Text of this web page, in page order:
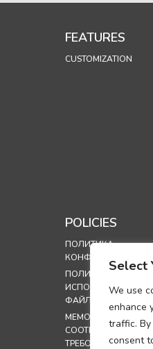
Select
We use
enhance
traffic.
consent
FEATURES
CUSTOMIZATION
POLICIES
ПОЛИТИКА
ПОЛИТИКА
ИСПОЛЬЗОВАНИЯ
ФАЙЛОВ COOKIES
МЕМОРАНДУМ О
СООТВЕТСТВИИ
ТРЕБОВАНИЯМ В